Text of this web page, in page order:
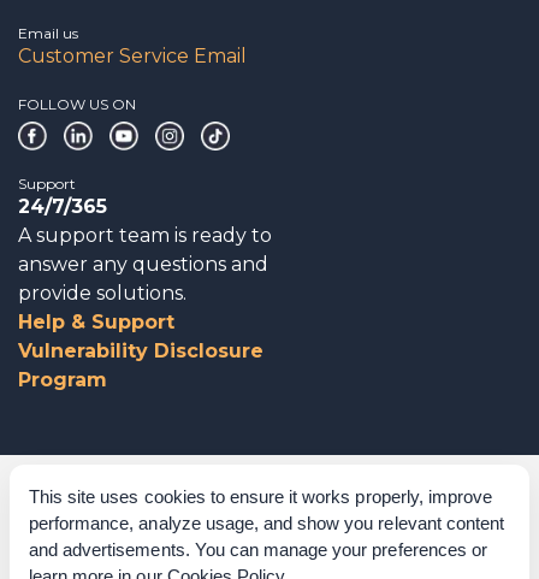
This site uses cookies to ensure it works properly, improve
performance, analyze usage, and show you relevant content
and advertisements. You can manage your preferences or
Email us
Customer Service Email
FOLLOW US ON
Support
24/7/365
A support team is ready to
answer any questions and
provide solutions.
Help & Support
Vulnerability Disclosure
Program
Corporate Governance
Acknowledgements